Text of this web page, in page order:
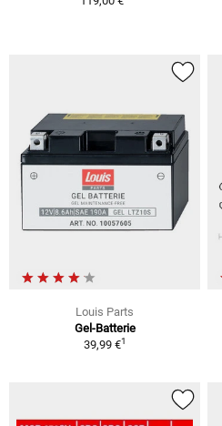
Louis Parts
Gel-Batterie
39,99 €1